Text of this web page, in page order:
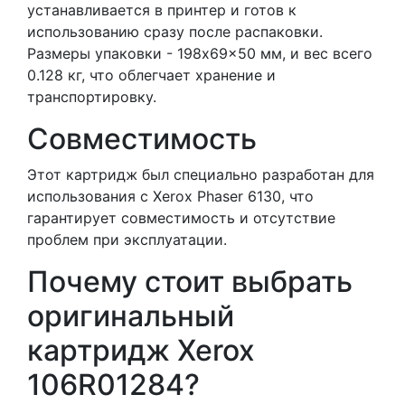
устанавливается в принтер и готов к
использованию сразу после распаковки.
Размеры упаковки - 198x69x50 мм, и вес всего
0.128 кг, что облегчает хранение и
транспортировку.
Совместимость
Этот картридж был специально разработан для
использования с Xerox Phaser 6130, что
гарантирует совместимость и отсутствие
проблем при эксплуатации.
Почему стоит выбрать
оригинальный
картридж Xerox
106R01284?